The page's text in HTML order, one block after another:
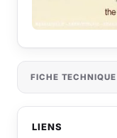
FICHE TECHNIQUE
LIENS